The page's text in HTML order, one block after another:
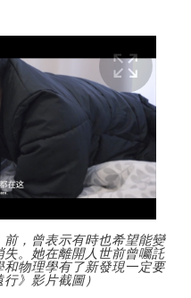
，曾表示有時也希望能變
。她在離開人世前曾囑託
物理學有了新發現一定要
》影片截圖）